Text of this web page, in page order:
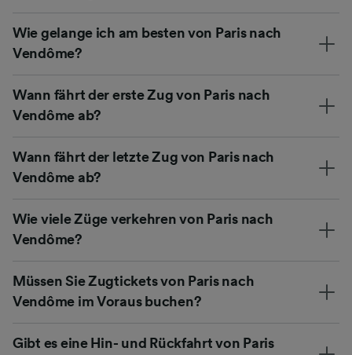
Wie gelange ich am besten von Paris nach
Vendôme?
Wann fährt der erste Zug von Paris nach
Vendôme ab?
Wann fährt der letzte Zug von Paris nach
Vendôme ab?
Wie viele Züge verkehren von Paris nach
Vendôme?
Müssen Sie Zugtickets von Paris nach
Vendôme im Voraus buchen?
Gibt es eine Hin- und Rückfahrt von Paris